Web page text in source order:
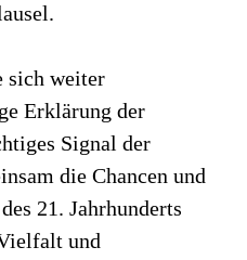
sich weiter
Erklärung der
Signal der
die Chancen und
21. Jahrhunderts
und